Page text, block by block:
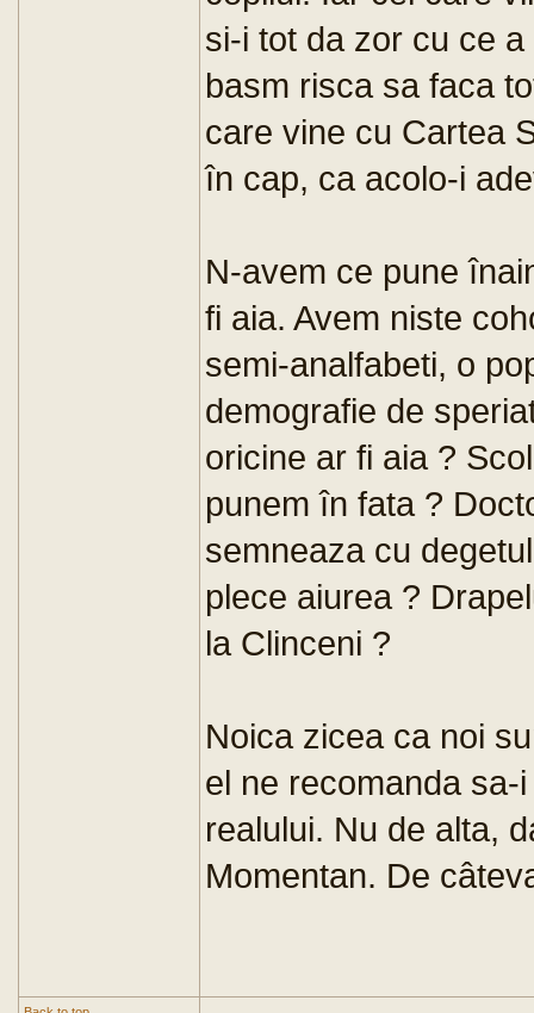
si-i tot da zor cu ce
basm risca sa faca
care vine cu Cartea
în cap, ca acolo-i
N-avem ce pune
fi aia. Avem niste
semi-analfabeti, o
demografie de
oricine ar fi aia ?
punem în fata ?
semneaza cu
plece aiurea ?
la Clinceni ?
Noica zicea ca noi
el ne recomanda sa-
realului. Nu de alta,
Momentan. De